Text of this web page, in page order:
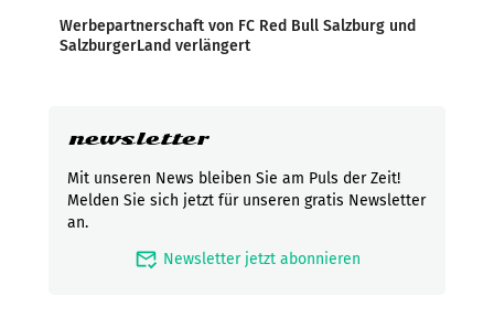
Werbepartnerschaft von FC Red Bull Salzburg und
SalzburgerLand verlängert
newsletter
Mit unseren News bleiben Sie am Puls der Zeit!
Melden Sie sich jetzt für unseren gratis Newsletter
an.
mark_email_read Newsletter jetzt abonnieren